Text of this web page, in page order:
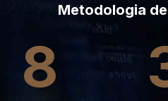
Metodologia
8